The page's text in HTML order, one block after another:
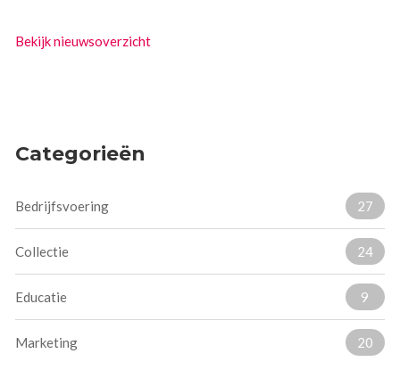
Bekijk nieuwsoverzicht
Categorieën
Bedrijfsvoering 27
Collectie 24
Educatie 9
Marketing 20